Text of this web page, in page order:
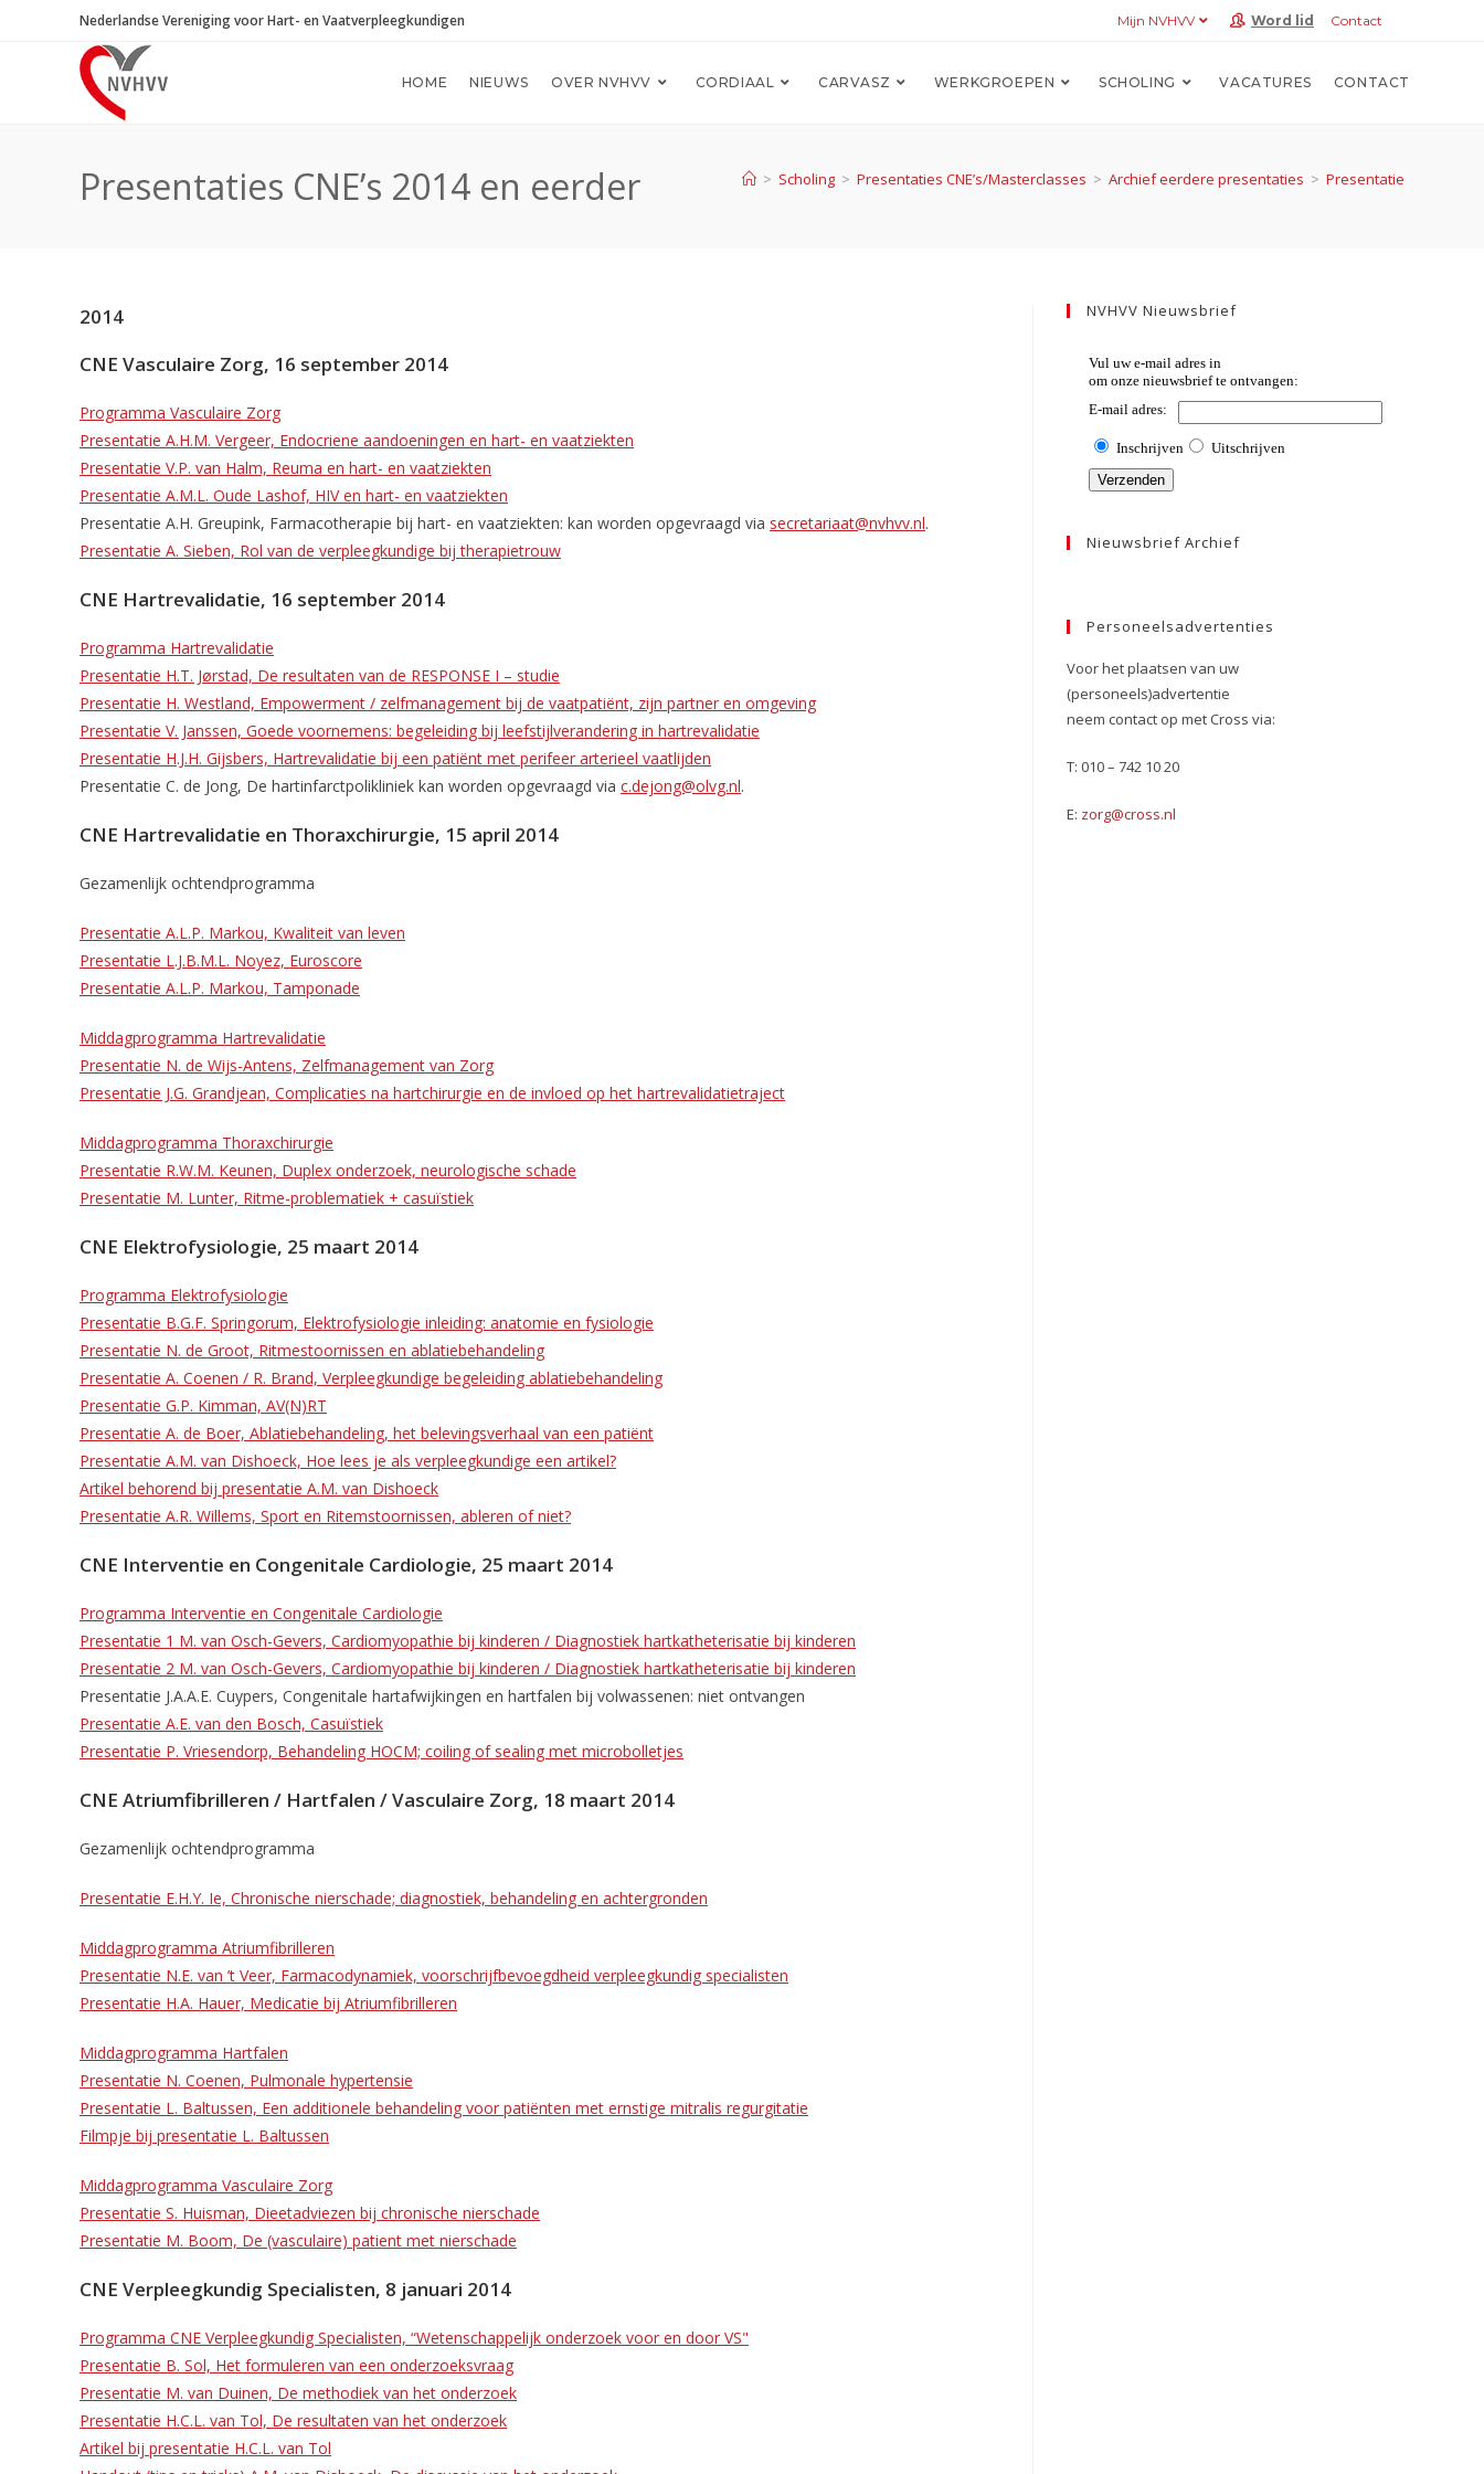
Nederlandse Vereniging voor Hart- en Vaatverpleegkundigen Mijn NVHVV Word lid Contact
HOME NIEUWS OVER NVHVV CORDIAAL CARVASZ WERKGROEPEN SCHOLING VACATURES CONTACT
Presentaties CNE’s 2014 en eerder > Scholing > Presentaties CNE’s/Masterclasses > Archief eerdere presentaties > Presentaties CNE’s
2014
CNE Vasculaire Zorg, 16 september 2014
Programma Vasculaire Zorg
Presentatie A.H.M. Vergeer, Endocriene aandoeningen en hart- en vaatziekten
Presentatie V.P. van Halm, Reuma en hart- en vaatziekten
Presentatie A.M.L. Oude Lashof, HIV en hart- en vaatziekten
Presentatie A.H. Greupink, Farmacotherapie bij hart- en vaatziekten: kan worden opgevraagd via secretariaat@nvhvv.nl.
Presentatie A. Sieben, Rol van de verpleegkundige bij therapietrouw
CNE Hartrevalidatie, 16 september 2014
Programma Hartrevalidatie
Presentatie H.T. Jørstad, De resultaten van de RESPONSE I – studie
Presentatie H. Westland, Empowerment / zelfmanagement bij de vaatpatiënt, zijn partner en omgeving
Presentatie V. Janssen, Goede voornemens: begeleiding bij leefstijlverandering in hartrevalidatie
Presentatie H.J.H. Gijsbers, Hartrevalidatie bij een patiënt met perifeer arterieel vaatlijden
Presentatie C. de Jong, De hartinfarctpolikliniek kan worden opgevraagd via c.dejong@olvg.nl.
CNE Hartrevalidatie en Thoraxchirurgie, 15 april 2014
Gezamenlijk ochtendprogramma
Presentatie A.L.P. Markou, Kwaliteit van leven
Presentatie L.J.B.M.L. Noyez, Euroscore
Presentatie A.L.P. Markou, Tamponade
Middagprogramma Hartrevalidatie
Presentatie N. de Wijs-Antens, Zelfmanagement van Zorg
Presentatie J.G. Grandjean, Complicaties na hartchirurgie en de invloed op het hartrevalidatietraject
Middagprogramma Thoraxchirurgie
Presentatie R.W.M. Keunen, Duplex onderzoek, neurologische schade
Presentatie M. Lunter, Ritme-problematiek + casuïstiek
CNE Elektrofysiologie, 25 maart 2014
Programma Elektrofysiologie
Presentatie B.G.F. Springorum, Elektrofysiologie inleiding: anatomie en fysiologie
Presentatie N. de Groot, Ritmestoornissen en ablatiebehandeling
Presentatie A. Coenen / R. Brand, Verpleegkundige begeleiding ablatiebehandeling
Presentatie G.P. Kimman, AV(N)RT
Presentatie A. de Boer, Ablatiebehandeling, het belevingsverhaal van een patiënt
Presentatie A.M. van Dishoeck, Hoe lees je als verpleegkundige een artikel?
Artikel behorend bij presentatie A.M. van Dishoeck
Presentatie A.R. Willems, Sport en Ritemstoornissen, ableren of niet?
CNE Interventie en Congenitale Cardiologie, 25 maart 2014
Programma Interventie en Congenitale Cardiologie
Presentatie 1 M. van Osch-Gevers, Cardiomyopathie bij kinderen / Diagnostiek hartkatheterisatie bij kinderen
Presentatie 2 M. van Osch-Gevers, Cardiomyopathie bij kinderen / Diagnostiek hartkatheterisatie bij kinderen
Presentatie J.A.A.E. Cuypers, Congenitale hartafwijkingen en hartfalen bij volwassenen: niet ontvangen
Presentatie A.E. van den Bosch, Casuïstiek
Presentatie P. Vriesendorp, Behandeling HOCM; coiling of sealing met microbolletjes
CNE Atriumfibrilleren / Hartfalen / Vasculaire Zorg, 18 maart 2014
Gezamenlijk ochtendprogramma
Presentatie E.H.Y. Ie, Chronische nierschade; diagnostiek, behandeling en achtergronden
Middagprogramma Atriumfibrilleren
Presentatie N.E. van ’t Veer, Farmacodynamiek, voorschrijfbevoegdheid verpleegkundig specialisten
Presentatie H.A. Hauer, Medicatie bij Atriumfibrilleren
Middagprogramma Hartfalen
Presentatie N. Coenen, Pulmonale hypertensie
Presentatie L. Baltussen, Een additionele behandeling voor patiënten met ernstige mitralis regurgitatie
Filmpje bij presentatie L. Baltussen
Middagprogramma Vasculaire Zorg
Presentatie S. Huisman, Dieetadviezen bij chronische nierschade
Presentatie M. Boom, De (vasculaire) patient met nierschade
CNE Verpleegkundig Specialisten, 8 januari 2014
Programma CNE Verpleegkundig Specialisten, “Wetenschappelijk onderzoek voor en door VS"
Presentatie B. Sol, Het formuleren van een onderzoeksvraag
Presentatie M. van Duinen, De methodiek van het onderzoek
Presentatie H.C.L. van Tol, De resultaten van het onderzoek
Artikel bij presentatie H.C.L. van Tol
NVHVV Nieuwsbrief
Nieuwsbrief Archief
Personeelsadvertenties
Voor het plaatsen van uw
(personeels)advertentie
neem contact op met Cross via:
T: 010 – 742 10 20
E: zorg@cross.nl